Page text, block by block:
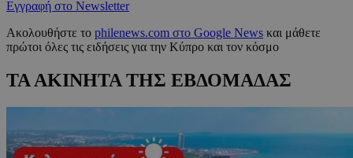
Εγγραφή στο Newsletter
Ακολουθήστε το philenews.com στο Google News και μάθετε
πρώτοι όλες τις ειδήσεις για την Κύπρο και τον κόσμο
ΤΑ ΑΚΙΝΗΤΑ ΤΗΣ ΕΒΔΟΜΑΔΑΣ